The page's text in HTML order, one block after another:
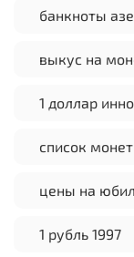
банкноты
выкус на
1 доллар
список
цены на
1 рубль 1997